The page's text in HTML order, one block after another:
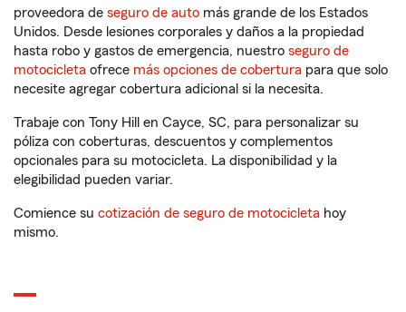
proveedora de seguro de auto más grande de los Estados
Unidos. Desde lesiones corporales y daños a la propiedad
hasta robo y gastos de emergencia, nuestro seguro de
motocicleta ofrece más opciones de cobertura para que solo
necesite agregar cobertura adicional si la necesita.
Trabaje con Tony Hill en Cayce, SC, para personalizar su
póliza con coberturas, descuentos y complementos
opcionales para su motocicleta. La disponibilidad y la
elegibilidad pueden variar.
Comience su cotización de seguro de motocicleta hoy
mismo.